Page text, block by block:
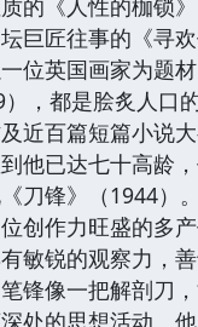
的《人性的枷锁
巨匠往事的《寻欢
位英国画家为题
，都是脍炙人口
近百篇短篇小说
他已达七十高龄
刀锋》（1944）
创作力旺盛的多产
锐的观察力，善
锋像一把解剖刀
处的思想活动。